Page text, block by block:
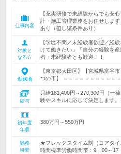
仕事内容
【充実研修で未経験からでも安
計・施工管理業務をお任せしま
あり（但し諸条件あり）
対象と
なる方
【学歴不問／未経験者歓迎／経
けて働きたい」「自分の経験を
者・未経験者とも歓迎！！
勤務地
【東京都大田区】【宮城県富谷
つの市】 ＝＝＝＝＝＝＝＝＝＝
給与
月給181,400円～270,300円（一
験やスキルに応じて決定します
初年度
年収
380万円～550万円
勤務
時間
★フレックスタイム制（コアタ
時間標準労働時間帯：9：00～17